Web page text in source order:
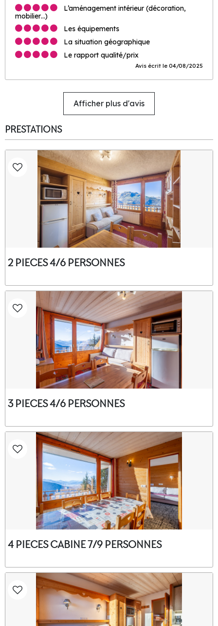
L’aménagement intérieur (décoration,
mobilier…)
Les équipements
La situation géographique
Le rapport qualité/prix
Avis écrit le 04/08/2025
Afficher plus d'avis
PRESTATIONS
2 PIECES 4/6 PERSONNES
3 PIECES 4/6 PERSONNES
4 PIECES CABINE 7/9 PERSONNES